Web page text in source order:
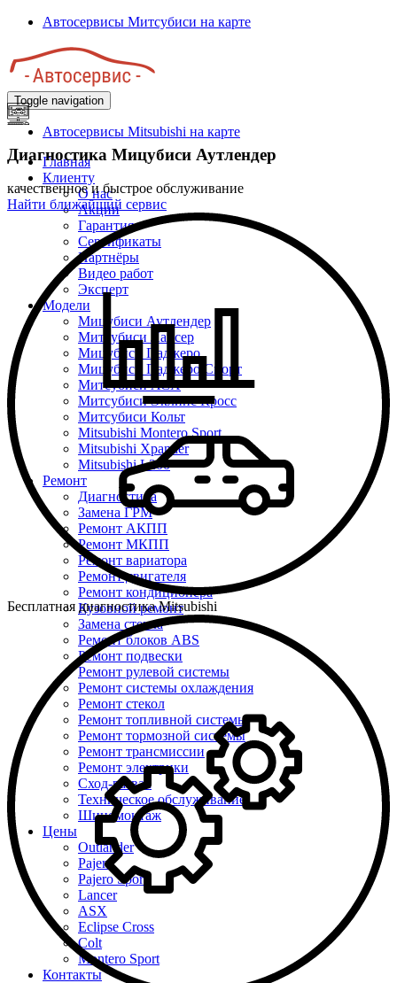
Перейти
основному
содержанию
Автосервисы Митсубиси на карте
Toggle navigation
Автосервисы Mitsubishi на карте
Главная
Клиенту
О нас
Акции
Гарантия
Сертификаты
Партнёры
Видео работ
Эксперт
Модели
Мицубиси Аутлендер
Митсубиси Лансер
Мицубиси Паджеро
Мицубиси Паджеро Спорт
Митсубиси АСХ
Митсубиси Эклипс Кросс
Митсубиси Кольт
Mitsubishi Montero Sport
Mitsubishi Xpander
Mitsubishi L200
Ремонт
Диагностика
Замена ГРМ
Ремонт АКПП
Ремонт МКПП
Ремонт вариатора
Ремонт двигателя
Ремонт кондиционера
Кузовной ремонт
Замена стекла
Ремонт блоков ABS
Ремонт подвески
Ремонт рулевой системы
Ремонт системы охлаждения
Ремонт стекол
Ремонт топливной системы
Ремонт тормозной системы
Ремонт трансмиссии
Ремонт электрики
Сход-развал
Техническое обслуживание
Шиномонтаж
Цены
Outlander
Pajero
Pajero Sport
Lancer
ASX
Eclipse Cross
Colt
Montero Sport
Контакты
Диагностика Мицубиси Аутлендер
качественное и быстрое обслуживание
Найти ближайший сервис
Бесплатная диагностика Mitsubishi